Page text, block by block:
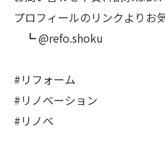
プロフィールのリンクよりお
┗ @refo.shoku
#リフォーム
#リノベーション
#リノベ